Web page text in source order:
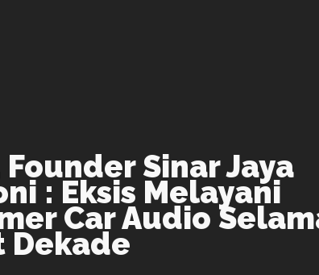
Sinar Jaya
: Eksis Melayani
Car Audio
Dekade